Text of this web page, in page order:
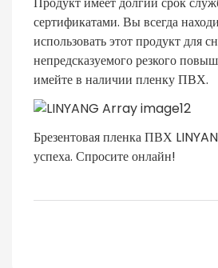
сертификатами. Вы всегда
использовать этот продукт для
непредсказуемого резкого
имейте в наличии пленку ПВХ.
Брезентовая пленка ПВХ
успеха. Спросите онлайн!